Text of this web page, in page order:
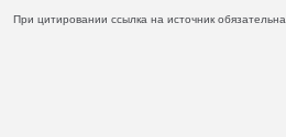
При цитировании ссылка на источник обязательна.